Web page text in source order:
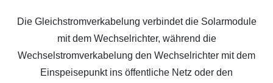
Die Gleichstromverkabelung verbindet die Solarmodule
mit dem Wechselrichter, während die
Wechselstromverkabelung den Wechselrichter mit dem
Einspeisepunkt ins öffentliche Netz oder den